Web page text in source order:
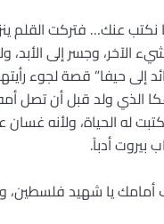
الآخر، وجسر إلى الأبد،
إلى حيفا” قصة لجوء
له الحياة، ولأنه
أدباً.
يا شهيد فلسطين،